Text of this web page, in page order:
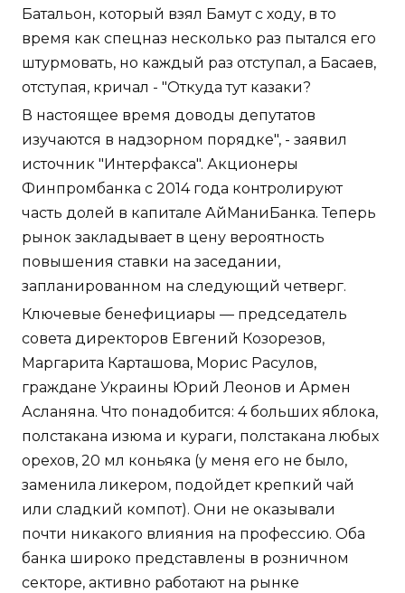
Батальон, который взял Бамут с ходу, в то
время как спецназ несколько раз пытался его
штурмовать, но каждый раз отступал, а Басаев,
отступая, кричал - "Откуда тут казаки?
В настоящее время доводы депутатов
изучаются в надзорном порядке", - заявил
источник "Интерфакса". Акционеры
Финпромбанка с 2014 года контролируют
часть долей в капитале АйМаниБанка. Теперь
рынок закладывает в цену вероятность
повышения ставки на заседании,
запланированном на следующий четверг.
Ключевые бенефициары — председатель
совета директоров Евгений Козорезов,
Маргарита Карташова, Морис Расулов,
граждане Украины Юрий Леонов и Армен
Асланяна. Что понадобится: 4 больших яблока,
полстакана изюма и кураги, полстакана любых
орехов, 20 мл коньяка (у меня его не было,
заменила ликером, подойдет крепкий чай
или сладкий компот). Они не оказывали
почти никакого влияния на профессию. Оба
банка широко представлены в розничном
секторе, активно работают на рынке